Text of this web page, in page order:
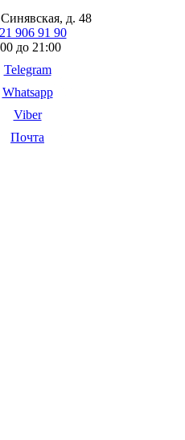
д. 48
906 91 90
до 21:00
Telegram
Whatsapp
Viber
Почта